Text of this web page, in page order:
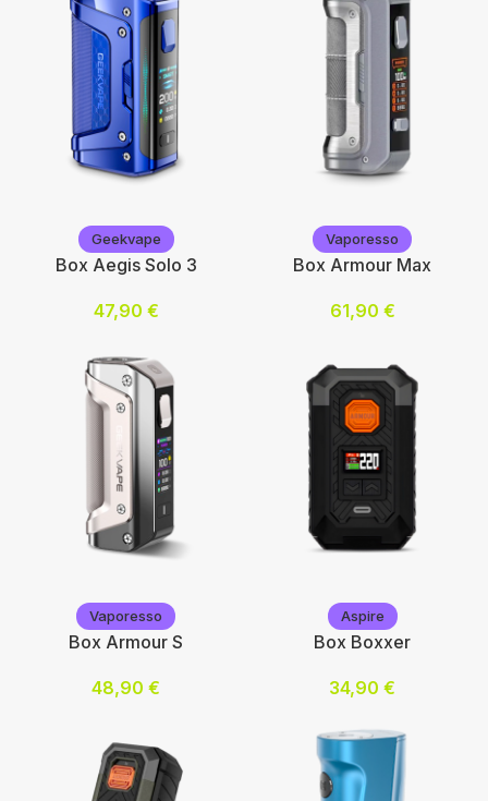
Geekvape Geekvape
Geekvape
Box Aegis Solo 3
47,90 €
Geekvape
Vaporesso
Box Armour Max
61,90 €
Vaporesso
Choix des options
Vaporesso
Box Armour S
48,90 €
Aspire
Box Boxxer
34,90 €